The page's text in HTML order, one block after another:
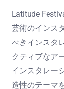
Latitude
芸術のインス
べきインスタ
クティブなア
インスタレー
造性のテーマ